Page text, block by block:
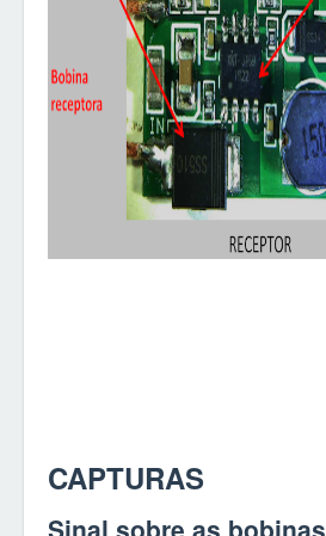
CAPTURAS
Sinal sobre as bobinas